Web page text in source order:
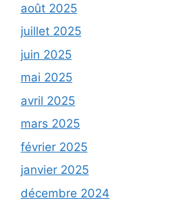
août 2025
juillet 2025
juin 2025
mai 2025
avril 2025
mars 2025
février 2025
janvier 2025
décembre 2024